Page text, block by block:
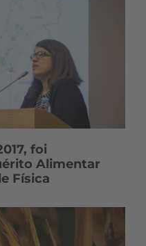
foi
Alimentar
Física